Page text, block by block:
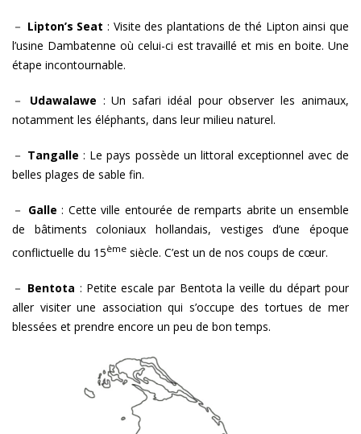
－ Lipton’s Seat : Visite des plantations de thé Lipton ainsi que
l’usine Dambatenne où celui-ci est travaillé et mis en boite. Une
étape incontournable.
－ Udawalawe : Un safari idéal pour observer les animaux,
notamment les éléphants, dans leur milieu naturel.
－ Tangalle: Le pays possède un littoral exceptionnel avec de
belles plages de sable fin.
－ Galle: Cette ville entourée de remparts abrite un ensemble
de bâtiments coloniaux hollandais, vestiges d’une époque
conflictuelle du 15ème siècle. C’est un de nos coups de cœur.
－ Bentota : Petite escale par Bentota la veille du départ pour
aller visiter une association qui s’occupe des tortues de mer
blessées et prendre encore un peu de bon temps.